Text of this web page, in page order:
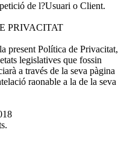
de l?Usuari o Client.
PRIVACITAT
present Política de Privacitat,
legislatives que fossin
a través de la seva pàgina
raonable a la de la seva